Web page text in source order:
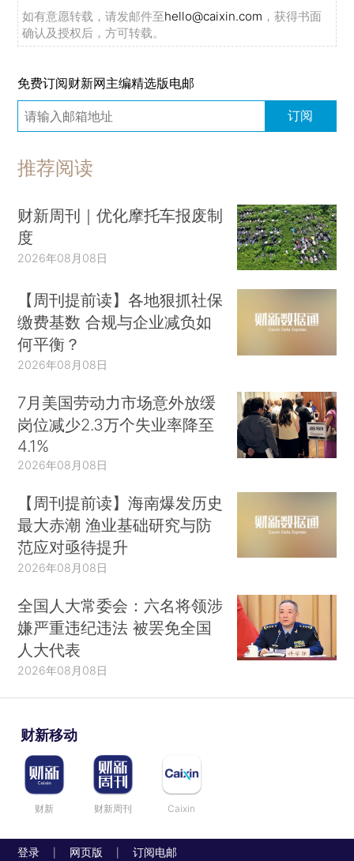
如有意愿转载，请发邮件至hello@caixin.com ，获得书面
确认及授权后，方可转载。
免费订阅财新网主编精选版电邮
订阅
推荐阅读
财新周刊｜优化摩托车报废制
度
2026年08月08日
【周刊提前读】各地狠抓社保
缴费基数 合规与企业减负如
何平衡？
2026年08月08日
7月美国劳动力市场意外放缓
岗位减少2.3万个失业率降至
4.1%
2026年08月08日
【周刊提前读】海南爆发历史
最大赤潮 渔业基础研究与防
范应对亟待提升
2026年08月08日
全国人大常委会：六名将领涉
嫌严重违纪违法 被罢免全国
人大代表
2026年08月08日
财新移动
财新 财新周刊 Caixin
登录 网页版 订阅电邮